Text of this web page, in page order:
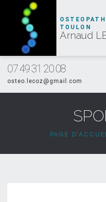
TOULON
Arnaud
07 49 31 20 08
osteo.lecoz@gmail.com
PAGE